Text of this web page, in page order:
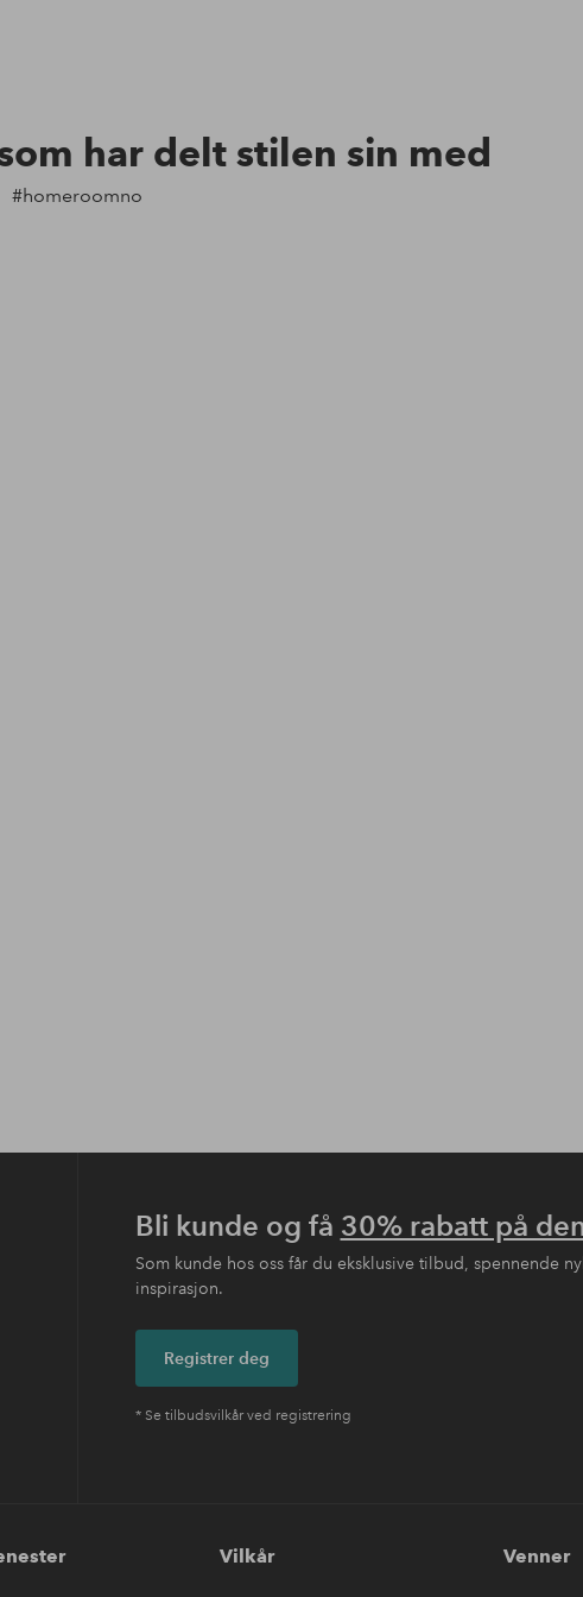
har delt stilen sin med
#homeroomno
Bli kunde og få 30% rabatt på
Som kunde hos oss får du eksklusive tilbud, spennende
inspirasjon.
Registrer deg
* Se tilbudsvilkår ved registrering
Vilkår Venner